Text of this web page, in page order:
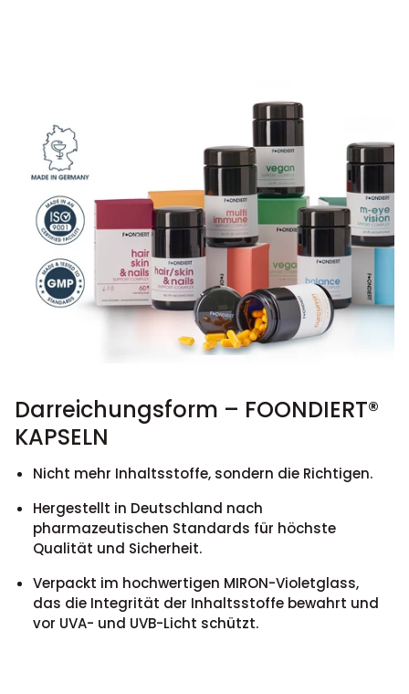
Darreichungsform – FOONDIERT®
KAPSELN
Nicht mehr Inhaltsstoffe, sondern die Richtigen.
Hergestellt in Deutschland nach
pharmazeutischen Standards für höchste
Qualität und Sicherheit.
Verpackt im hochwertigen MIRON-Violetglass,
das die Integrität der Inhaltsstoffe bewahrt und
vor UVA- und UVB-Licht schützt.